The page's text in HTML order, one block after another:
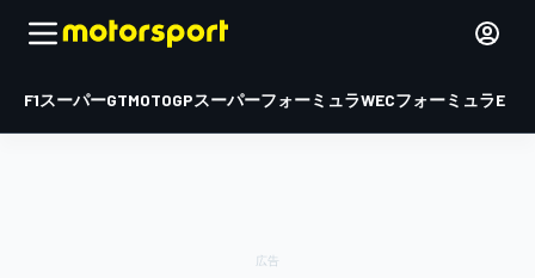
F1スーパーGTMOTOGPスーパーフォーミュラWECフォーミュラE